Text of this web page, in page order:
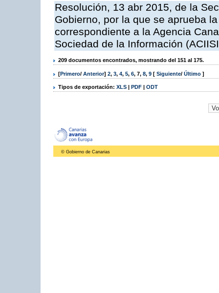
Resolución, 13 abr 2015, de la
Gobierno, por la que se aprueba
correspondiente a la Agencia
Sociedad de la Información
209 documentos encontrados, mostrando del 151 al 175.
[Primero/ Anterior] 2, 3, 4, 5, 6, 7, 8, 9 [ Siguiente/ Último ]
Tipos de exportación: XLS | PDF | ODT
© Gobierno de Canarias